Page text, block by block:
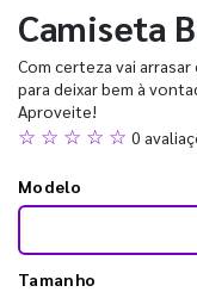
Camiseta
Com certeza vai
para deixar bem à
Aproveite!
☆ ☆ ☆ ☆ ☆ 0
Modelo
Tamanho